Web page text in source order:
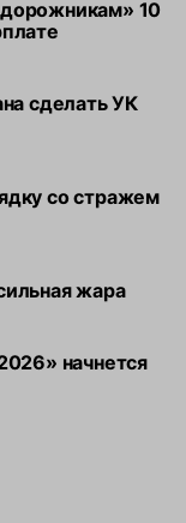
10
сделать УК
со стражем
жара
начнется